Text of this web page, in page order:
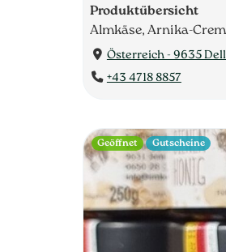
Produktübersicht
Almkäse, Arnika-
Österreich - 9635
+43 4718 8857
Geöffnet Gutscheine